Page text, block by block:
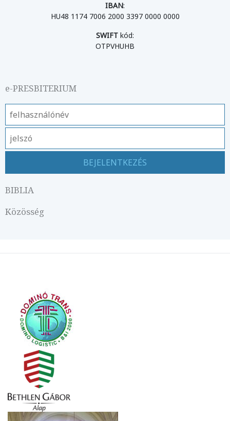
IBAN:
HU48 1174 7006 2000 3397 0000 0000
SWIFT kód:
OTPVHUHB
e-PRESBITERIUM
BIBLIA
Közösség